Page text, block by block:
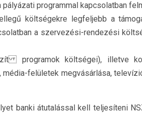
pályázati programmal kapcsolatban
költségekre legfeljebb a
a szervezési-rendezési
programok költségei), illetve
média-felületek megvásárlása,
banki átutalással kell teljesíteni